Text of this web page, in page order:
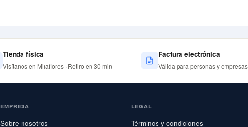
Tienda física
Visítanos en Miraflores · Retiro en 30 min
Factura electrónica
Válida para personas y empresas
EMPRESA
Sobre nosotros
LEGAL
Términos y condiciones